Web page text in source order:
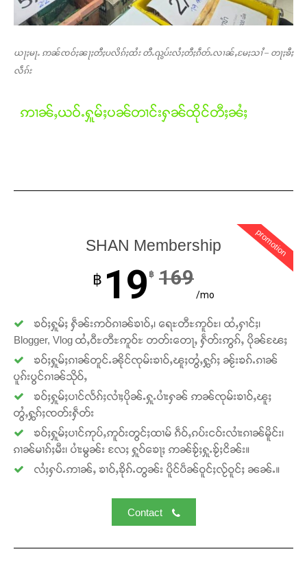
Support SHAN
တႃႇႁႂ်ႈသဵင်ၵၢင်ၸႂ်ၵူၼ်းမိူင်း ၵူႈတီႈၵူႈလႅၼ်ပေႃးတေၸွ
တ်ႇ တူဝ်ႈလုမ်ႈၾႃႉၼၼ်ႉ ၶဝ်ႈႁူမ်ႈၵမ်ႉထႅမ် ၸုမ်းၶၢ
Donate Now
ယႃႈမႃႉ ဢၼ်ၸဝ်ႈၼႃႈတီႈပလိၵ်ႈထႆး တီႉၺွပ်းလႆႈတီႈၵဵတ်ႉလၢၼ်ႇမႄႈသၢႆ – တႃႈၶီႈ
လဵၵ်း
ဢၢၼ်ႇယဝ်ႉႁူမ်ႈပၼ်တၢင်းႁၼ်ထိုင်တီႈၼႆႈ
promotion
SHAN Membership
฿ 19 ฿ 169
/mo
ၶဝ်ႈႁူမ်ႈ ႁဵၼ်းဢဝ်ၵၢၼ်ၶၢဝ်ႇ၊ ရေႊတီႊဢူဝ်ႊ၊ ထႆႇႁၢင်ႈ၊
Blogger, Vlog ထႆႇဝီႊတီႊဢူဝ်ႊ တတ်းတေႃႇ ႁဵတ်းဢွၵ်ႇ ပိုၼ်ၽႄႈ
ၶဝ်ႈႁူမ်ႈၵၢၼ်တူင်ႉၼိုင်ၸုမ်းၶၢဝ်ႇၽူႈတွႆႇႁွၵ်ႈ ၼႂ်းၶၵ်ႉၵၢၼ်
ပူၵ်းပွင်ၵၢၼ်သိုဝ်ႇ
ၶဝ်ႈႁူမ်ႈပၢင်လႅၵ်ႈလၢႆႈပိုၼ်ႉႁူႉပၢႆးႁၼ် ဢၼ်ၸုမ်းၶၢဝ်ႇၽူႈ
တွႆႇႁွၵ်ႈၸတ်းႁဵတ်း
ၶဝ်ႈႁူမ်ႈပၢင်ဢုပ်ႇဢူဝ်းတွင်ႈထၢမ် ၵဵဝ်ႇၵပ်းငဝ်းလၢႆးၵၢၼ်မိူင်း၊
ၵၢၼ်မၢၵ်ႈမီး၊ ပၢႆးမွၼ်း လႄႈ ႁူဝ်ၶေႃႈ ဢၼ်ၶႂ်ႈႁူႉၶႂ်ႈငိၼ်း။
လႆႈႁပ်ႉဢၢၼ်ႇ ၶၢဝ်ႇၶိုၵ်ႉတွၼ်း ပိူင်ပဵၼ်ဝူင်ႈလႂ်ဝူင်ႈ ၼၼ်ႉ။
Contact